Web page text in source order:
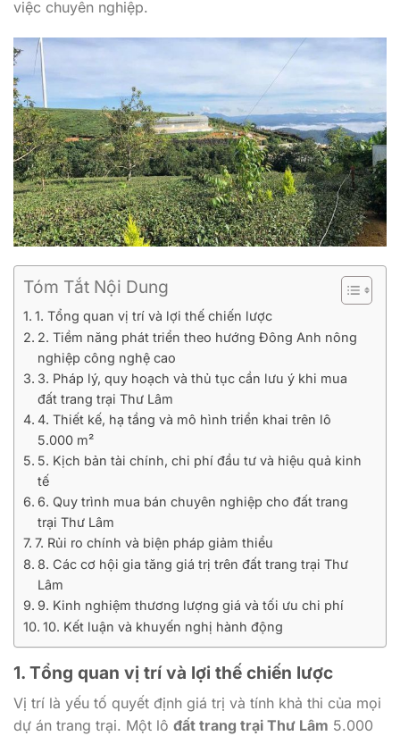
việc chuyên nghiệp.
Tóm Tắt Nội Dung
1. Tổng quan vị trí và lợi thế chiến lược
2. Tiềm năng phát triển theo hướng Đông Anh nông
nghiệp công nghệ cao
3. Pháp lý, quy hoạch và thủ tục cần lưu ý khi mua
đất trang trại Thư Lâm
4. Thiết kế, hạ tầng và mô hình triển khai trên lô
5.000 m²
5. Kịch bản tài chính, chi phí đầu tư và hiệu quả kinh
tế
6. Quy trình mua bán chuyên nghiệp cho đất trang
trại Thư Lâm
7. Rủi ro chính và biện pháp giảm thiểu
8. Các cơ hội gia tăng giá trị trên đất trang trại Thư
Lâm
9. Kinh nghiệm thương lượng giá và tối ưu chi phí
10. Kết luận và khuyến nghị hành động
1. Tổng quan vị trí và lợi thế chiến lược
Vị trí là yếu tố quyết định giá trị và tính khả thi của mọi
dự án trang trại. Một lô đất trang trại Thư Lâm 5.000